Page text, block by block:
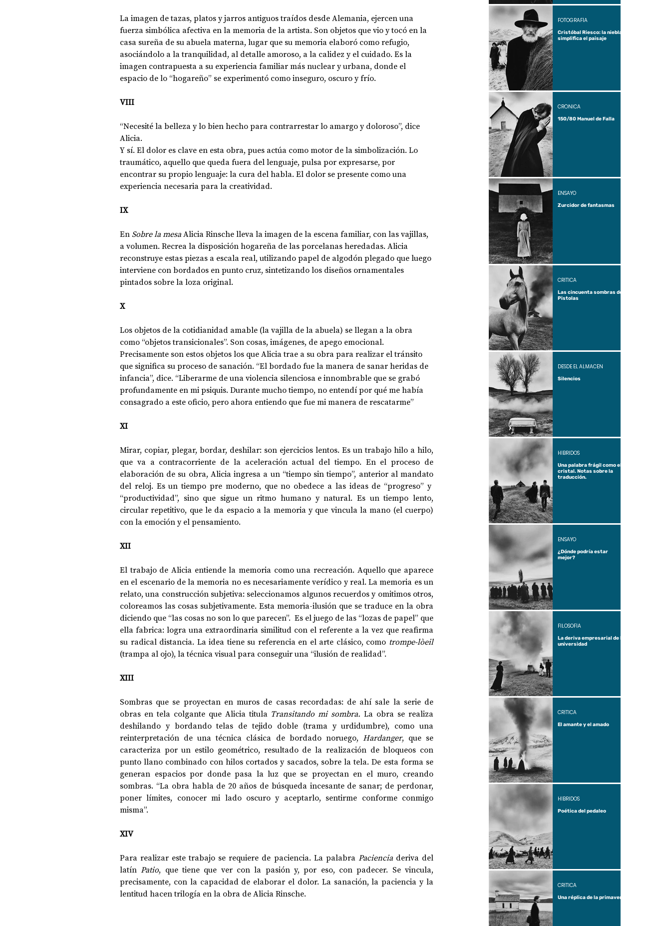
La imagen de tazas, platos y jarros antiguos traídos desde Alemania, ejercen una
fuerza simbólica afectiva en la memoria de la artista. Son objetos que vio y tocó en la
casa sureña de su abuela materna, lugar que su memoria elaboró como refugio,
asociándolo a la tranquilidad, al detalle amoroso, a la calidez y el cuidado. Es la
imagen contrapuesta a su experiencia familiar más nuclear y urbana, donde el
espacio de lo “hogareño” se experimentó como inseguro, oscuro y frío.
VIII
“Necesité la belleza y lo bien hecho para contrarrestar lo amargo y doloroso”, dice
Alicia.
Y sí. El dolor es clave en esta obra, pues actúa como motor de la simbolización. Lo
traumático, aquello que queda fuera del lenguaje, pulsa por expresarse, por
encontrar su propio lenguaje: la cura del habla. El dolor se presente como una
experiencia necesaria para la creatividad.
IX
En Sobre la mesa Alicia Rinsche lleva la imagen de la escena familiar, con las vajillas,
a volumen. Recrea la disposición hogareña de las porcelanas heredadas. Alicia
reconstruye estas piezas a escala real, utilizando papel de algodón plegado que luego
interviene con bordados en punto cruz, sintetizando los diseños ornamentales
pintados sobre la loza original.
X
Los objetos de la cotidianidad amable (la vajilla de la abuela) se llegan a la obra
como “objetos transicionales”. Son cosas, imágenes, de apego emocional.
Precisamente son estos objetos los que Alicia trae a su obra para realizar el tránsito
que significa su proceso de sanación. “El bordado fue la manera de sanar heridas de
infancia”, dice. “Liberarme de una violencia silenciosa e innombrable que se grabó
profundamente en mi psiquis. Durante mucho tiempo, no entendí por qué me había
consagrado a este oficio, pero ahora entiendo que fue mi manera de rescatarme”
XI
Mirar, copiar, plegar, bordar, deshilar: son ejercicios lentos. Es un trabajo hilo a hilo,
que va a contracorriente de la aceleración actual del tiempo. En el proceso de
elaboración de su obra, Alicia ingresa a un “tiempo sin tiempo”, anterior al mandato
del reloj. Es un tiempo pre moderno, que no obedece a las ideas de “progreso” y
“productividad”, sino que sigue un ritmo humano y natural. Es un tiempo lento,
circular repetitivo, que le da espacio a la memoria y que vincula la mano (el cuerpo)
con la emoción y el pensamiento.
XII
El trabajo de Alicia entiende la memoria como una recreación. Aquello que aparece
en el escenario de la memoria no es necesariamente verídico y real. La memoria es un
relato, una construcción subjetiva: seleccionamos algunos recuerdos y omitimos otros,
coloreamos las cosas subjetivamente. Esta memoria-ilusión que se traduce en la obra
diciendo que “las cosas no son lo que parecen”.  Es el juego de las “lozas de papel” que
ella fabrica: logra una extraordinaria similitud con el referente a la vez que reafirma
su radical distancia. La idea tiene su referencia en el arte clásico, como
trompe-lòeil
(trampa al ojo), la técnica visual para conseguir una “ilusión de realidad”.
XIII
Sombras que se proyectan en muros de casas recordadas: de ahí sale la serie de
obras en tela colgante que Alicia titula Transitando mi sombra. La obra se realiza
deshilando y bordando telas de tejido doble (trama y urdidumbre), como una
reinterpretación de una técnica clásica de bordado noruego, Hardanger, que se
caracteriza por un estilo geométrico, resultado de la realización de bloqueos con
punto llano combinado con hilos cortados y sacados, sobre la tela. De esta forma se
generan espacios por donde pasa la luz que se proyectan en el muro, creando
sombras. “La obra habla de 20 años de búsqueda incesante de sanar; de perdonar,
poner límites, conocer mi lado oscuro y aceptarlo, sentirme conforme conmigo
misma”.
XIV
Para realizar este trabajo se requiere de paciencia. La palabra Paciencia deriva del
latín Patio, que tiene que ver con la pasión y, por eso, con padecer. Se vincula,
precisamente, con la capacidad de elaborar el dolor. La sanación, la paciencia y la
lentitud hacen trilogía en la obra de Alicia Rinsche.
Cristóbal Riesco: la niebla
simplifica el paisaje
FOTOGRAFÍA
150/80 Manuel de Falla
CRÓNICA
Zurcidor de fantasmas
ENSAYO
Las cincuenta sombras de
Pistolas
CRÍTICA
Silencios
DESDE EL ALMACÉN
Una palabra frágil como el
cristal. Notas sobre la
traducción.
HÍBRIDOS
¿Dónde podría estar
mejor?
ENSAYO
La deriva empresarial de la
universidad
FILOSOFÍA
El amante y el amado
CRÍTICA
Poética del pedaleo
HÍBRIDOS
Una réplica de la primavera
CRÍTICA